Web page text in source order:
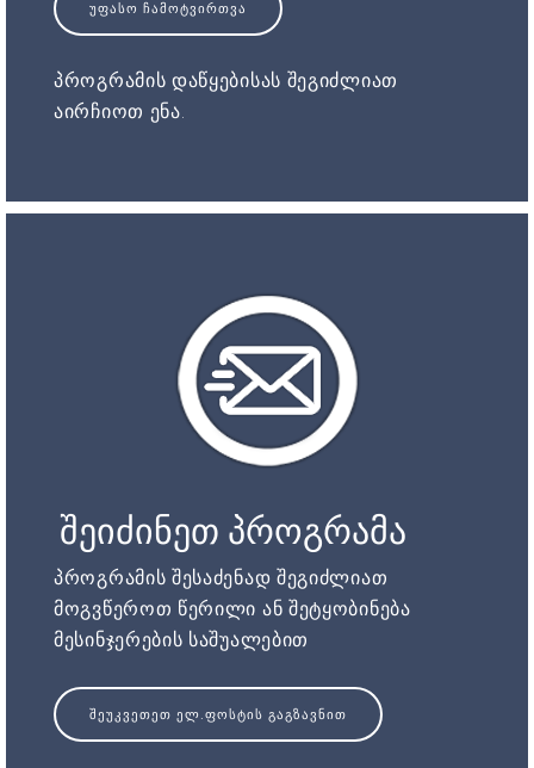
ᲣᲤᲐᲡᲝ ᲩᲐᲛᲝᲢᲕᲘᲠᲗᲕᲐ
პროგრამის დაწყებისას შეგიძლიათ
აირჩიოთ ენა.
შეიძინეთ პროგრამა
პროგრამის შესაძენად შეგიძლიათ
მოგვწეროთ წერილი ან შეტყობინება
მესინჯერების საშუალებით
ᲨᲔᲣᲙᲕᲔᲗᲔᲗ ᲔᲚ.ᲤᲝᲡᲢᲘᲡ ᲒᲐᲒᲖᲐᲕᲜᲘᲗ